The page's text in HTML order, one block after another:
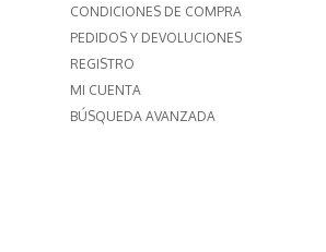
CONDICIONES DE COMPRA
PEDIDOS Y DEVOLUCIONES
REGISTRO
MI CUENTA
BÚSQUEDA AVANZADA